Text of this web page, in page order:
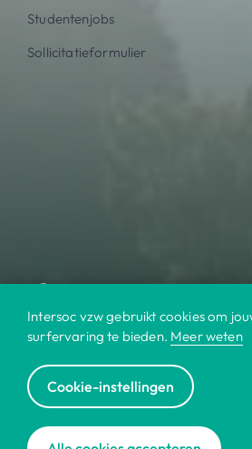
Studentenjobs
Sollicitatieformulier
Intersoc vzw gebruikt cookies om
surfervaring te bieden. Meer weten
Cookie-instellingen